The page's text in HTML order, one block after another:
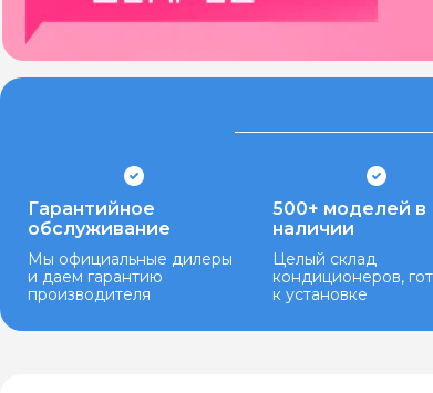
Гарантийное
обслуживание
Мы официальные дилеры
и даем гарантию
производителя
500+ моделей в
наличии
Целый склад
кондиционеров,
к установке